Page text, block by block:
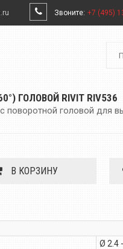
Звоните: +7 (495)
ГОЛОВОЙ RIVIT RIV536
поворотной головой для
В КОРЗИНУ
Ø 2.4